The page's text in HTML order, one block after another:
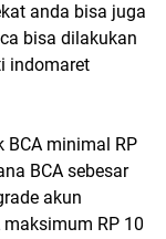
anda bisa juga
bisa dilakukan
indomaret
minimal RP
BCA sebesar
akun
RP 10